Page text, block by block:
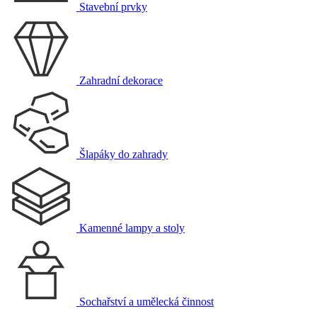
Stavební prvky
Zahradní dekorace
Šlapáky do zahrady
Kamenné lampy a stoly
Sochařství a umělecká činnost